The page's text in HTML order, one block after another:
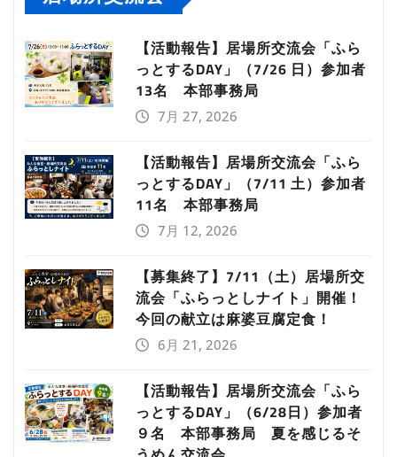
【活動報告】居場所交流会「ふら
っとするDAY」（7/26 日）参加者
13名 本部事務局
7月 27, 2026
【活動報告】居場所交流会「ふら
っとするDAY」（7/11 土）参加者
11名 本部事務局
7月 12, 2026
【募集終了】7/11（土）居場所交
流会「ふらっとしナイト」開催！
今回の献立は麻婆豆腐定食！
6月 21, 2026
【活動報告】居場所交流会「ふら
っとするDAY」（6/28日）参加者
９名 本部事務局 夏を感じるそ